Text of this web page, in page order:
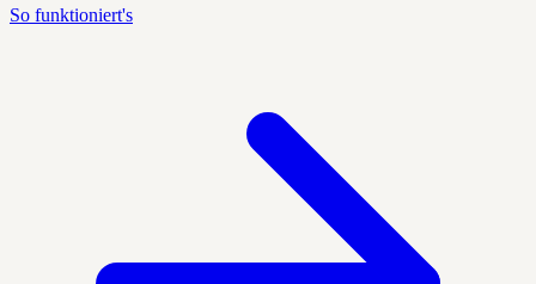
So funktioniert's